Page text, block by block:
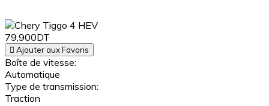
79,900DT
Ajouter aux Favoris
Boîte de vitesse:
Automatique
Type de transmission:
Traction